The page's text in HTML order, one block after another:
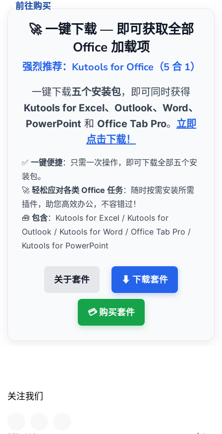
前往购买
🚀 一键下载 — 即可获取全部
Office 加载项
强烈推荐：Kutools for Office（5 合 1）
一键下载五个安装包，即可同时获得
Kutools for Excel、Outlook、Word、
PowerPoint 和 Office Tab Pro。 立即
点击下载！
✅ 一键便捷：只需一次操作，即可下载全部五个安
装包。
🚀 轻松应对各类 Office 任务：随时按需安装所需
插件，助您高效办公，不容错过！
🧰 包含：Kutools for Excel / Kutools for
Outlook / Kutools for Word / Office Tab Pro /
Kutools for PowerPoint
关于套件 ⬇ 下载套件
💳 购买套件
关注我们